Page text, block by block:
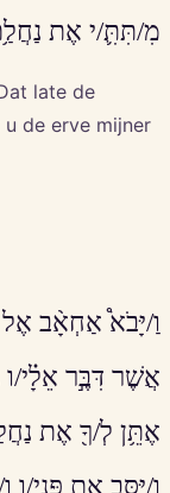
מִ/תִּתִּ֛/י אֶת
late de
u de erve mijner
וַ/יָּבֹא֩ אַחְאָ֨ב
אֲשֶׁר דִּבֶּ֣ר אֵלָ֗י/ו
אֶתֵּ֥ן לְ/ךָ֖ אֶת
וַ/יַּסֵּ֥ב אֶת פָּנָ֖י/ו